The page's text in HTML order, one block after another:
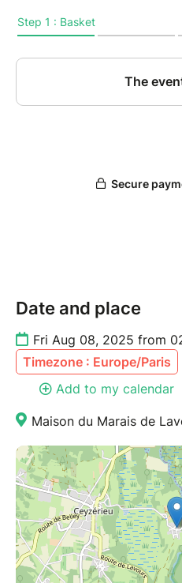
Date and place
Fri Aug 08, 2025 from
Timezone : Europe/Paris
Add to my calendar
Maison du Marais de